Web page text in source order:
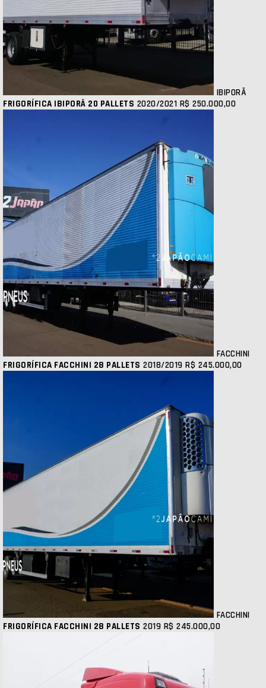
IBIPORÃ
FRIGORÍFICA IBIPORÃ 20 PALLETS 2020/2021 R$ 250.000,00
FACCHINI
FRIGORÍFICA FACCHINI 28 PALLETS 2018/2019 R$ 245.000,00
FACCHINI
FRIGORÍFICA FACCHINI 28 PALLETS 2019 R$ 245.000,00